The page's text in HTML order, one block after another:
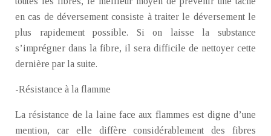
en cas de déversement consiste à traiter le déversement le
plus rapidement possible. Si on laisse la substance
s’imprégner dans la fibre, il sera difficile de nettoyer cette
dernière par la suite.
-Résistance à la flamme
La résistance de la laine face aux flammes est digne d’une
mention, car elle diffère considérablement des fibres